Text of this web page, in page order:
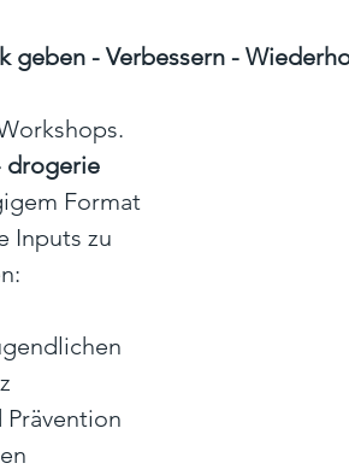
geben - Verbessern -
drogerie
Format
Inputs zu